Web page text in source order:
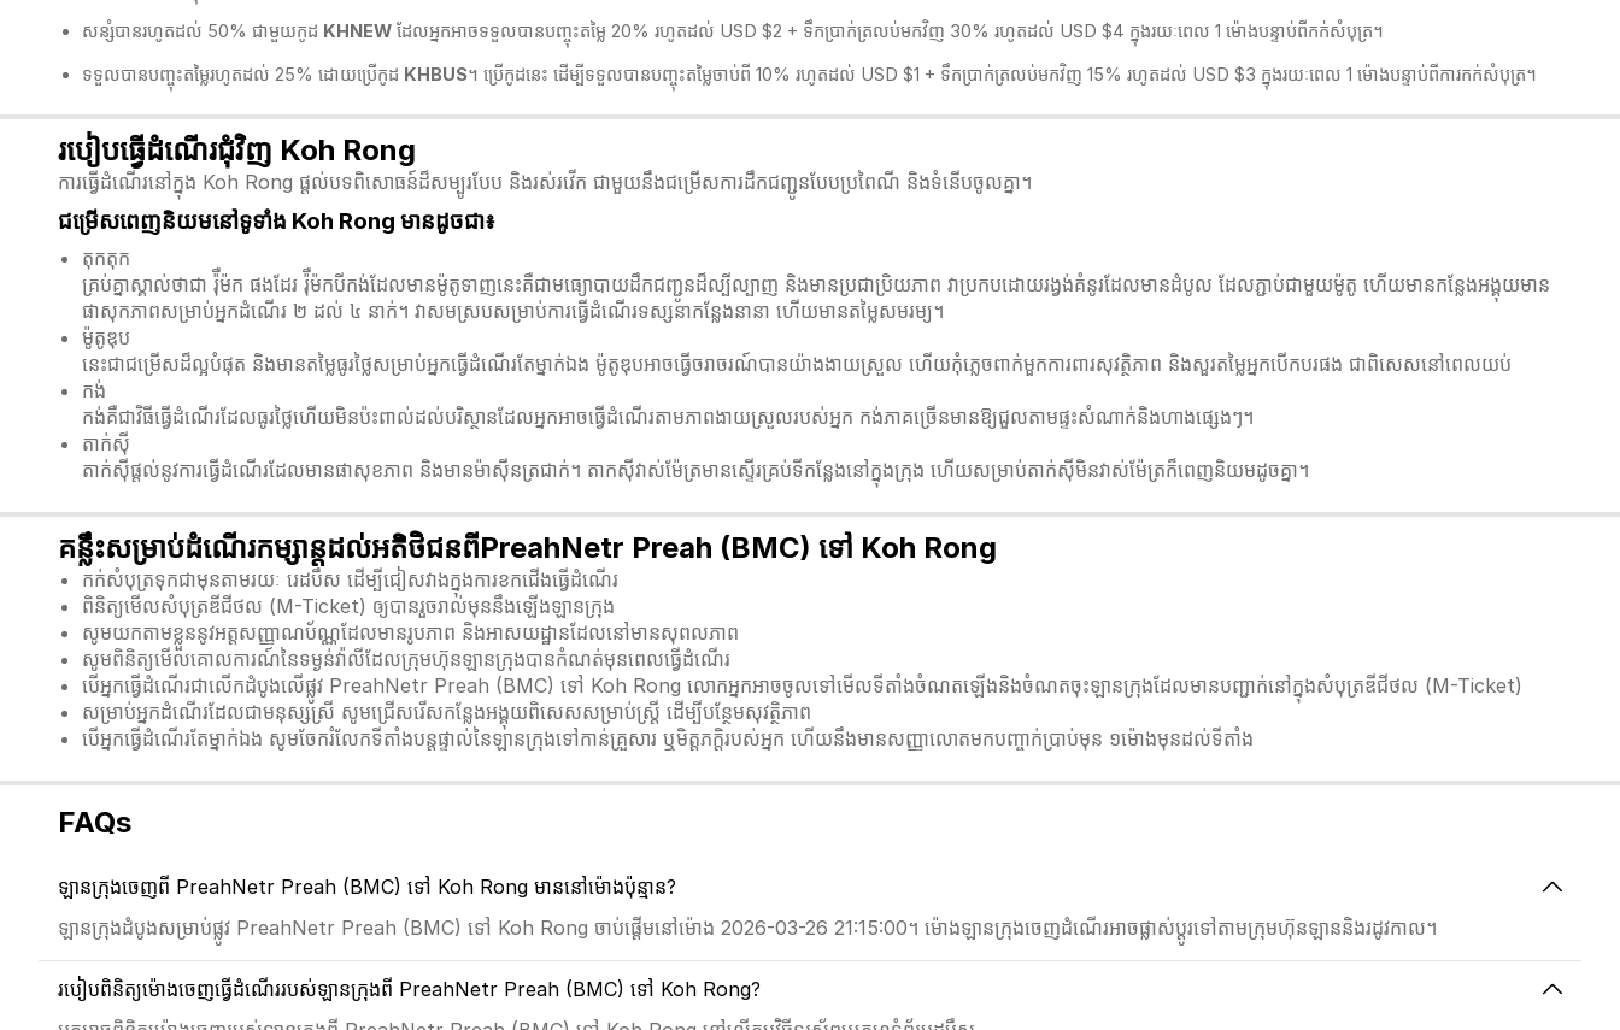
សន្សំបានរហូតដល់ 50% ជាមួយកូដ KHNEW ដែលអ្នកអាចទទួលបានបញ្ចុះតម្លៃ 20% រហូតដល់ USD $2 + ទឹកប្រាក់ត្រលប់មកវិញ 30% រហូតដល់ USD $4 ក្នុងរយៈពេល 1 ម៉ោងបន្ទាប់ពីកក់សំបុត្រ។
ទទួលបានបញ្ចុះតម្លៃរហូតដល់ 25% ដោយប្រើកូដ KHBUS។ ប្រើកូដនេះ ដើម្បីទទួលបានបញ្ចុះតម្លៃចាប់ពី 10% រហូតដល់ USD $1 + ទឹកប្រាក់ត្រលប់មកវិញ 15% រហូតដល់ USD $3 ក្នុងរយៈពេល 1 ម៉ោងបន្ទាប់ពីការកក់សំបុត្រ។
របៀបធ្វើដំណើរជុំវិញ Koh Rong
ការធ្វើដំណើរនៅក្នុង Koh Rong ផ្តល់បទពិសោធន៍ដ៏សម្បូរបែប និងរស់រវើក ជាមួយនឹងជម្រើសការដឹកជញ្ជូនបែបប្រពៃណី និងទំនើបចូលគ្នា។
ជម្រើសពេញនិយមនៅទូទាំង Koh Rong មានដូចជា៖
តុកតុក
គ្រប់គ្នាស្គាល់ថាជា រ៉ុឺម៉ក ផងដែរ រ៉ុឺម៉កបីកង់ដែលមានម៉ូតូទាញនេះគឺជាមធ្យោបាយដឹកជញ្ជូនដ៏ល្បីល្បាញ និងមានប្រជាប្រិយភាព វាប្រកបដោយរង្វង់គំនូរដែលមានដំបូល ដែលភ្ជាប់ជាមួយម៉ូតូ ហើយមានកន្លែងអង្គុយមាន
ផាសុកភាពសម្រាប់អ្នកដំណើរ ២ ដល់ ៤ នាក់។ វាសមស្របសម្រាប់ការធ្វើដំណើរទស្សនាកន្លែងនានា ហើយមានតម្លៃសមរម្យ។
ម៉ូតូឌុប
នេះជាជម្រើសដ៏ល្អបំផុត និងមានតម្លៃធូរថ្លៃសម្រាប់អ្នកធ្វើដំណើរតែម្នាក់ឯង ម៉ូតូឌុបអាចធ្វើចរាចរណ៍បានយ៉ាងងាយស្រួល ហើយកុំភ្លេចពាក់មួកការពារសុវត្ថិភាព និងសួរតម្លៃអ្នកបើកបរផង ជាពិសេសនៅពេលយប់
កង់
កង់គឺជាវិធីធ្វើដំណើរដែលធូរថ្លៃហើយមិនប៉ះពាល់ដល់បរិស្ថានដែលអ្នកអាចធ្វើដំណើរតាមភាពងាយស្រួលរបស់អ្នក កង់ភាគច្រើនមានឱ្យជួលតាមផ្ទះសំណាក់និងហាងផ្សេងៗ។
តាក់ស៊ី
តាក់ស៊ីផ្តល់នូវការធ្វើដំណើរដែលមានផាសុខភាព និងមានម៉ាស៊ីនត្រជាក់។ តាកសុីវាស់ម៉ែត្រមានស្ទើរគ្រប់ទីកន្លែងនៅក្នុងក្រុង ហើយសម្រាប់តាក់សុីមិនវាស់ម៉ែត្រក៏ពេញនិយមដូចគ្នា។
គន្លឹះសម្រាប់ដំណើរកម្សាន្តដល់អតិថិជនពីPreahNetr Preah (BMC) ទៅ Koh Rong
កក់សំបុត្រទុកជាមុនតាមរយៈ រេដបឹស ដើម្បីជៀសវាងក្នុងការខកជើងធ្វើដំណើរ
ពិនិត្យមើលសំបុត្រឌីជីថល (M-Ticket) ឲ្យបានរួចរាល់មុននឹងឡើងឡានក្រុង
សូមយកតាមខ្លួននូវអត្តសញ្ញាណប័ណ្ណដែលមានរូបភាព និងអាសយដ្ឋានដែលនៅមានសុពលភាព
សូមពិនិត្យមើលគោលការណ៍នៃទម្ងន់វ៉ាលីដែលក្រុមហ៊ុនឡានក្រុងបានកំណត់មុនពេលធ្វើដំណើរ
បើអ្នកធ្វើដំណើរជាលើកដំបូងលើផ្លូវ PreahNetr Preah (BMC) ទៅ Koh Rong លោកអ្នកអាចចូលទៅមើលទីតាំងចំណតឡើងនិងចំណតចុះឡានក្រុងដែលមានបញ្ជាក់នៅក្នុងសំបុត្រឌីជីថល (M-Ticket)
សម្រាប់អ្នកដំណើរដែលជាមនុស្សស្រី សូមជ្រើសរើសកន្លែងអង្គុយពិសេសសម្រាប់ស្ត្រី ដើម្បីបន្ថែមសុវត្ថិភាព
បើអ្នកធ្វើដំណើរតែម្នាក់ឯង សូមចែករំលែកទីតាំងបន្តផ្ទាល់នៃឡានក្រុងទៅកាន់គ្រួសារ ឬមិត្តភក្តិរបស់អ្នក ហើយនឹងមានសញ្ញាលោតមកបញ្ចាក់ប្រាប់មុន ១ម៉ោងមុនដល់ទីតាំង
FAQs
ឡានក្រុងចេញពី PreahNetr Preah (BMC) ទៅ Koh Rong មាននៅម៉ោងប៉ុន្មាន?
ឡានក្រុងដំបូងសម្រាប់ផ្លូវ PreahNetr Preah (BMC) ទៅ Koh Rong ចាប់ផ្តើមនៅម៉ោង 2026-03-26 21:15:00។ ម៉ោងឡានក្រុងចេញដំណើរអាចផ្លាស់ប្ដូរទៅតាមក្រុមហ៊ុនឡាននិងរដូវកាល។
របៀបពិនិត្យម៉ោងចេញធ្វើដំណើររបស់ឡានក្រុងពី PreahNetr Preah (BMC) ទៅ Koh Rong?